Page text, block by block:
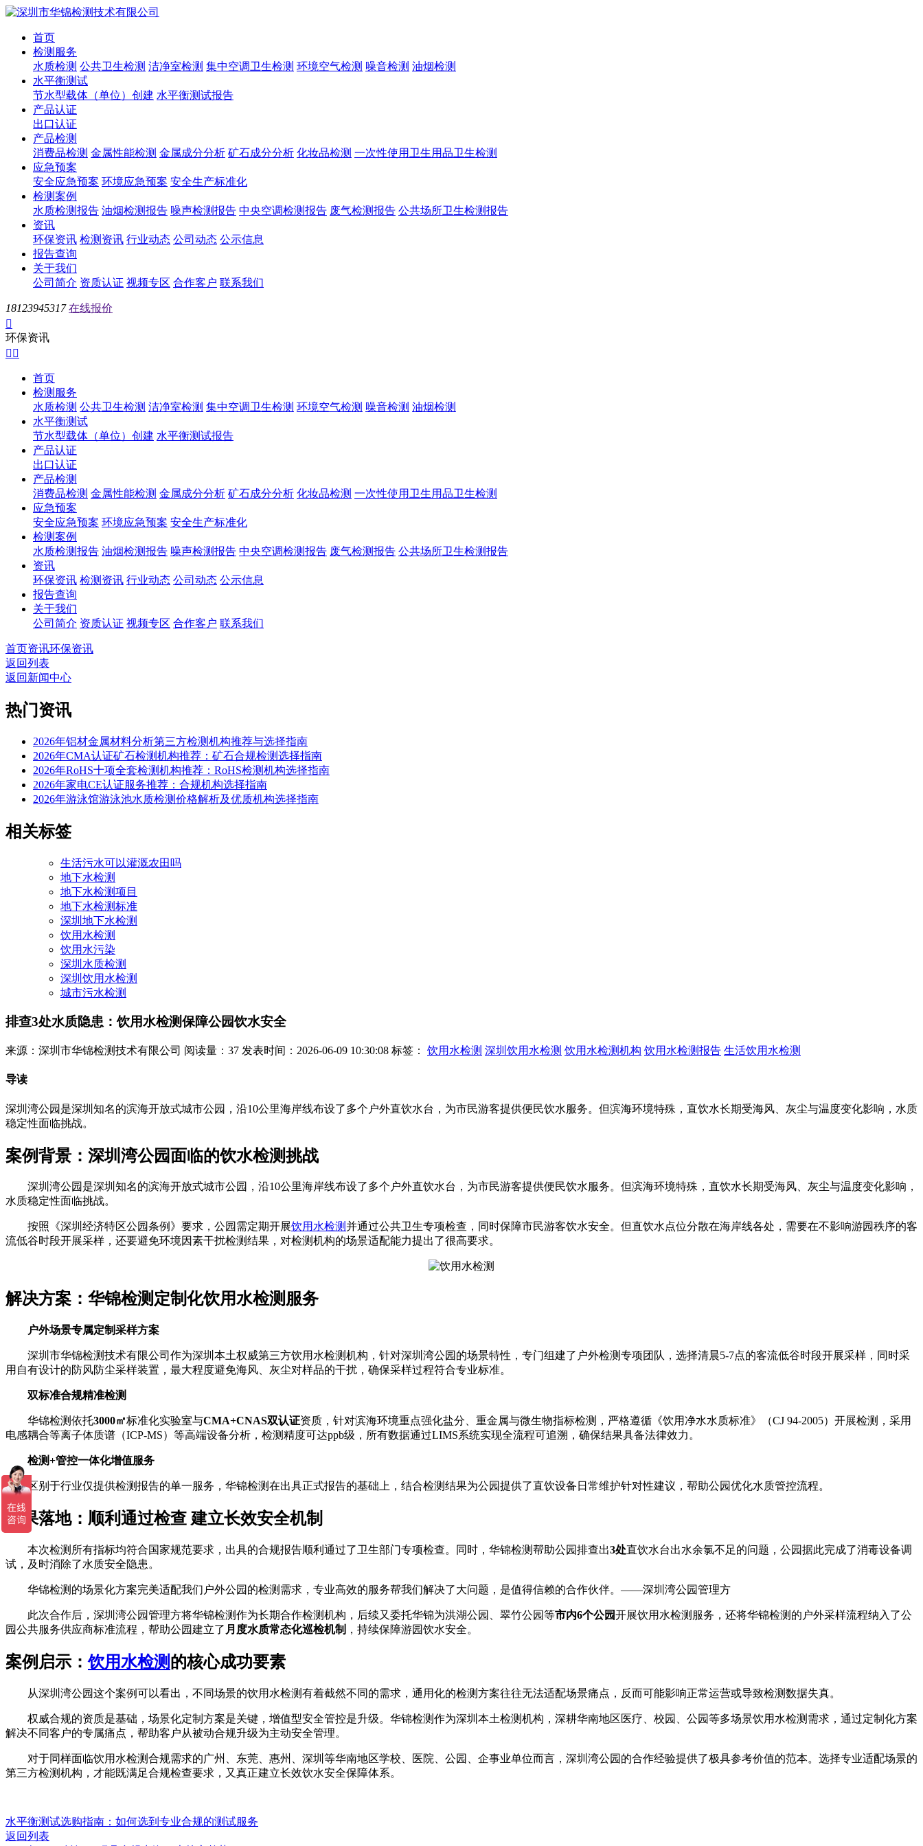
首页
检测服务
水质检测 公共卫生检测 洁净室检测 集中空调卫生检测 环境空气检测 噪音检测 油烟检测
水平衡测试
节水型载体（单位）创建 水平衡测试报告
产品认证
出口认证
产品检测
消费品检测 金属性能检测 金属成分分析 矿石成分分析 化妆品检测 一次性使用卫生用品卫生检测
应急预案
安全应急预案 环境应急预案 安全生产标准化
检测案例
水质检测报告 油烟检测报告 噪声检测报告 中央空调检测报告 废气检测报告 公共场所卫生检测报告
资讯
环保资讯 检测资讯 行业动态 公司动态 公示信息
报告查询
关于我们
公司简介 资质认证 视频专区 合作客户 联系我们
18123945317 在线报价

环保资讯
 
首页
检测服务
水质检测 公共卫生检测 洁净室检测 集中空调卫生检测 环境空气检测 噪音检测 油烟检测
水平衡测试
节水型载体（单位）创建 水平衡测试报告
产品认证
出口认证
产品检测
消费品检测 金属性能检测 金属成分分析 矿石成分分析 化妆品检测 一次性使用卫生用品卫生检测
应急预案
安全应急预案 环境应急预案 安全生产标准化
检测案例
水质检测报告 油烟检测报告 噪声检测报告 中央空调检测报告 废气检测报告 公共场所卫生检测报告
资讯
环保资讯 检测资讯 行业动态 公司动态 公示信息
报告查询
关于我们
公司简介 资质认证 视频专区 合作客户 联系我们
首页资讯环保资讯
返回列表
返回新闻中心
热门资讯
2026年铝材金属材料分析第三方检测机构推荐与选择指南
2026年CMA认证矿石检测机构推荐：矿石合规检测选择指南
2026年RoHS十项全套检测机构推荐：RoHS检测机构选择指南
2026年家电CE认证服务推荐：合规机构选择指南
2026年游泳馆游泳池水质检测价格解析及优质机构选择指南
相关标签
生活污水可以灌溉农田吗
地下水检测
地下水检测项目
地下水检测标准
深圳地下水检测
饮用水检测
饮用水污染
深圳水质检测
深圳饮用水检测
城市污水检测
排查3处水质隐患：饮用水检测保障公园饮水安全
来源：深圳市华锦检测技术有限公司 阅读量：37 发表时间：2026-06-09 10:30:08 标签： 饮用水检测 深圳饮用水检测 饮用水检测机构 饮用水检测报告 生活饮用水检测
导读
深圳湾公园是深圳知名的滨海开放式城市公园，沿10公里海岸线布设了多个户外直饮水台，为市民游客提供便民饮水服务。但滨海环境特殊，直饮水长期受海风、灰尘与温度变化影响，水质
稳定性面临挑战。
案例背景：深圳湾公园面临的饮水检测挑战
深圳湾公园是深圳知名的滨海开放式城市公园，沿10公里海岸线布设了多个户外直饮水台，为市民游客提供便民饮水服务。但滨海环境特殊，直饮水长期受海风、灰尘与温度变化影响，
水质稳定性面临挑战。
按照《深圳经济特区公园条例》要求，公园需定期开展饮用水检测并通过公共卫生专项检查，同时保障市民游客饮水安全。但直饮水点位分散在海岸线各处，需要在不影响游园秩序的客
流低谷时段开展采样，还要避免环境因素干扰检测结果，对检测机构的场景适配能力提出了很高要求。
解决方案：华锦检测定制化饮用水检测服务
户外场景专属定制采样方案
深圳市华锦检测技术有限公司作为深圳本土权威第三方饮用水检测机构，针对深圳湾公园的场景特性，专门组建了户外检测专项团队，选择清晨5-7点的客流低谷时段开展采样，同时采
用自有设计的防风防尘采样装置，最大程度避免海风、灰尘对样品的干扰，确保采样过程符合专业标准。
双标准合规精准检测
华锦检测依托3000㎡标准化实验室与CMA+CNAS双认证资质，针对滨海环境重点强化盐分、重金属与微生物指标检测，严格遵循《饮用净水水质标准》（CJ 94-2005）开展检测，采用
电感耦合等离子体质谱（ICP-MS）等高端设备分析，检测精度可达ppb级，所有数据通过LIMS系统实现全流程可追溯，确保结果具备法律效力。
检测+管控一体化增值服务
区别于行业仅提供检测报告的单一服务，华锦检测在出具正式报告的基础上，结合检测结果为公园提供了直饮设备日常维护针对性建议，帮助公园优化水质管控流程。
成果落地：顺利通过检查 建立长效安全机制
本次检测所有指标均符合国家规范要求，出具的合规报告顺利通过了卫生部门专项检查。同时，华锦检测帮助公园排查出3处直饮水台出水余氯不足的问题，公园据此完成了消毒设备调
试，及时消除了水质安全隐患。
华锦检测的场景化方案完美适配我们户外公园的检测需求，专业高效的服务帮我们解决了大问题，是值得信赖的合作伙伴。——深圳湾公园管理方
此次合作后，深圳湾公园管理方将华锦检测作为长期合作检测机构，后续又委托华锦为洪湖公园、翠竹公园等市内6个公园开展饮用水检测服务，还将华锦检测的户外采样流程纳入了公
园公共服务供应商标准流程，帮助公园建立了 月度水质常态化巡检机制 ，持续保障游园饮水安全。
案例启示：饮用水检测的核心成功要素
从深圳湾公园这个案例可以看出，不同场景的饮用水检测有着截然不同的需求，通用化的检测方案往往无法适配场景痛点，反而可能影响正常运营或导致检测数据失真。
权威合规的资质是基础，场景化定制方案是关键，增值型安全管控是升级。华锦检测作为深圳本土检测机构，深耕华南地区医疗、校园、公园等多场景饮用水检测需求，通过定制化方案
解决不同客户的专属痛点，帮助客户从被动合规升级为主动安全管理。
对于同样面临饮用水检测合规需求的广州、东莞、惠州、深圳等华南地区学校、医院、公园、企事业单位而言，深圳湾公园的合作经验提供了极具参考价值的范本。选择专业适配场景的
第三方检测机构，才能既满足合规检查要求，又真正建立长效饮水安全保障体系。
水平衡测试选购指南：如何选到专业合规的测试服务
返回列表